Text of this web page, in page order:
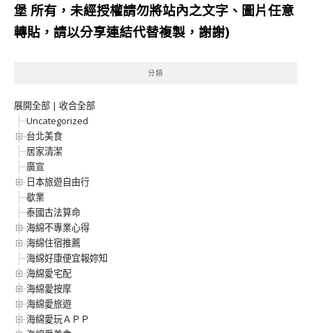
堡 所有，未經授權請勿將站內之文字、圖片任意
轉貼，請以分享連結代替複製，謝謝)
分類
展開全部 | 收合全部
Uncategorized
台北美食
居家清潔
廣宣
日本旅遊自由行
歇業
泰國古法算命
海綿不專業心得
海綿住宿推薦
海綿好康便宜報妳知
海綿愛宅配
海綿愛按摩
海綿愛旅遊
海綿愛玩ＡＰＰ